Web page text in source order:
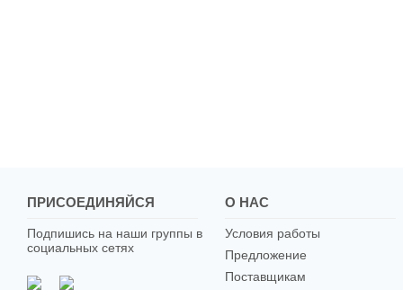
ПРИСОЕДИНЯЙСЯ
Подпишись на наши группы в
социальных сетях
О НАС
Условия работы
Предложение
Поставщикам